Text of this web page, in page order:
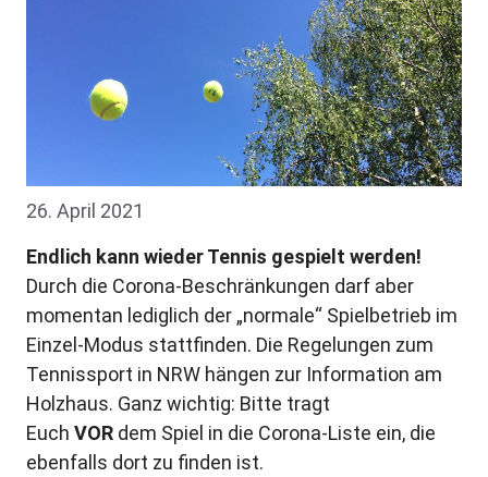
26. April 2021
Endlich kann wieder Tennis gespielt werden!
Durch die Corona-Beschränkungen darf aber
momentan lediglich der „normale“ Spielbetrieb im
Einzel-Modus stattfinden. Die Regelungen zum
Tennissport in NRW hängen zur Information am
Holzhaus. Ganz wichtig: Bitte tragt
Euch VOR dem Spiel in die Corona-Liste ein, die
ebenfalls dort zu finden ist.